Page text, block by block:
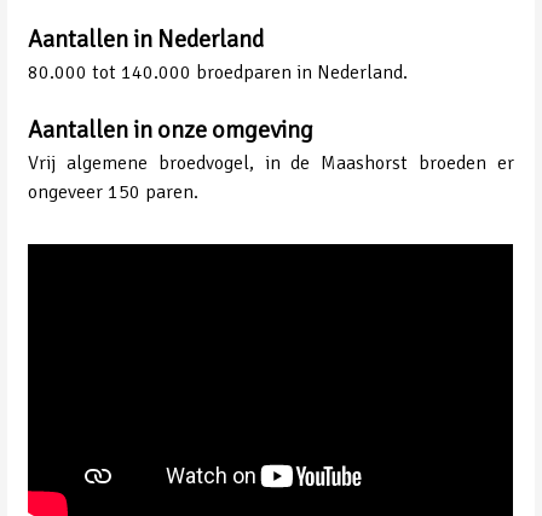
Aantallen in Nederland
80.000 tot 140.000 broedparen in Nederland.
Aantallen in onze omgeving
Vrij algemene broedvogel, in de Maashorst broeden er
ongeveer 150 paren.